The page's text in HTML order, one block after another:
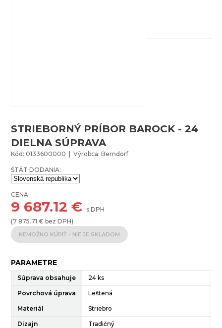
STRIEBORNÝ PRÍBOR BAROCK - 24
DIELNA SÚPRAVA
Kód: 0133600000 | Výrobca: Berndorf
ŠTÁT DODANIA:
CENA:
9 687.12 € s DPH
(7 875.71 € bez DPH)
NEMOŽNO KÚPIŤ - NIE JE SKLADOM
PARAMETRE
Súprava obsahuje 24 ks
Povrchová úprava Leštená
Materiál Striebro
Dizajn Tradičný